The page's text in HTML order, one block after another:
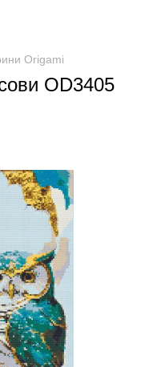
Origami
OD3405